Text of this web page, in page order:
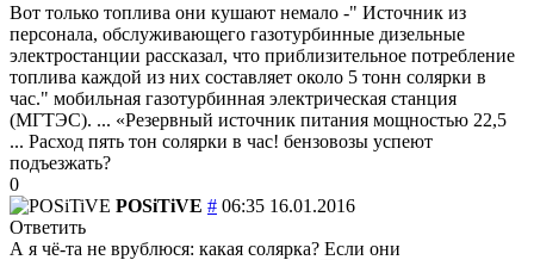
Вот только топлива они кушают немало -" Источник из
персонала, обслуживающего газотурбинные дизельные
электростанции рассказал, что приблизительное потребление
топлива каждой из них составляет около 5 тонн солярки в
час." мобильная газотурбинная электрическая станция
(МГТЭС). ... «Резервный источник питания мощностью 22,5
... Расход пять тон солярки в час! бензовозы успеют
подъезжать?
0
POSiTiVE # 06:35 16.01.2016
Ответить
А я чё-та не врублюся: какая солярка? Если они